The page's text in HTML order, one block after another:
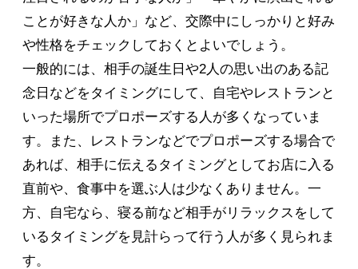
ことが好きな人か」など、交際中にしっかりと好み
や性格をチェックしておくとよいでしょう。
一般的には、相手の誕生日や2人の思い出のある記
念日などをタイミングにして、自宅やレストランと
いった場所でプロポーズする人が多くなっていま
す。また、レストランなどでプロポーズする場合で
あれば、相手に伝えるタイミングとしてお店に入る
直前や、食事中を選ぶ人は少なくありません。一
方、自宅なら、寝る前など相手がリラックスをして
いるタイミングを見計らって行う人が多く見られま
す。